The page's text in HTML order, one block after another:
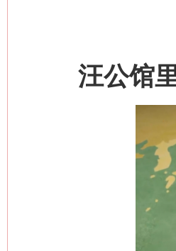
汪公馆里